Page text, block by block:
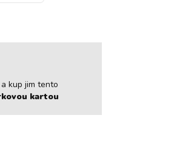
kup jim tento
kartou